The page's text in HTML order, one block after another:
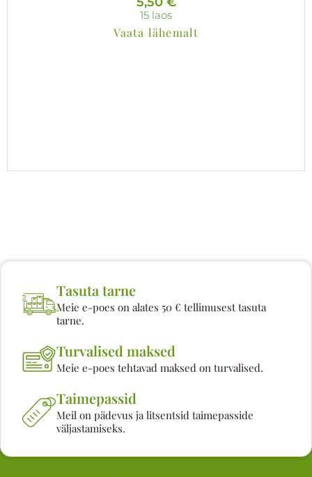
15 laos
Vaata lähemalt
Tasuta tarne
Meie e-poes on alates 50 € tellimusest tasuta
tarne.
Turvalised maksed
Meie e-poes tehtavad maksed on turvalised.
Taimepassid
Meil on pädevus ja litsentsid taimepasside
väljastamiseks.